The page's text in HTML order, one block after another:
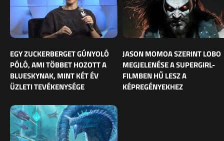
EGY ZUCKERBERGET GÚNYOLÓ
PÓLÓ, AMI TÖBBET HOZOTT A
BLUESKYNAK, MINT KÉT ÉV
ÜZLETI TEVÉKENYSÉGE
JASON MOMOA SZERINT LOBO
MEGJELENÉSE A SUPERGIRL-
FILMBEN HŰ LESZ A
KÉPREGÉNYEKHEZ